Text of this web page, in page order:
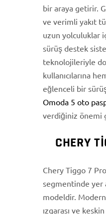
bir araya getirir.
ve verimli yakıt
uzun yolculuklar
sürüş destek
teknolojileriyle
kullanıcılarına
eğlenceli bir
Omoda 5 oto
verdiğiniz önemi
CHERY
Chery Tiggo 7
segmentinde yer
modeldir. Modern
ızgarası ve